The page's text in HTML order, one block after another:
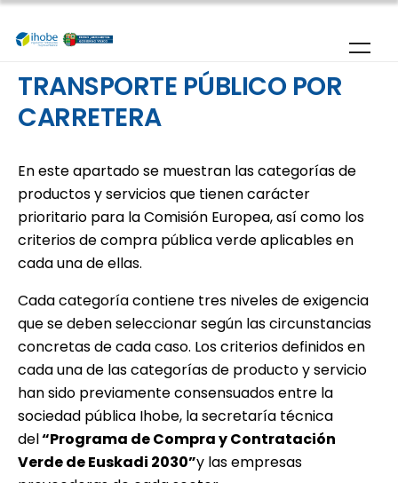
Pasar al contenido principal
TRANSPORTE PÚBLICO POR
CARRETERA
En este apartado se muestran las categorías de
productos y servicios que tienen carácter
prioritario para la Comisión Europea, así como los
criterios de compra pública verde aplicables en
cada una de ellas.
Cada categoría contiene tres niveles de exigencia
que se deben seleccionar según las circunstancias
concretas de cada caso. Los criterios definidos en
cada una de las categorías de producto y servicio
han sido previamente consensuados entre la
sociedad pública Ihobe, la secretaría técnica
del“Programa de Compra y Contratación
Verde de Euskadi 2030”y las empresas